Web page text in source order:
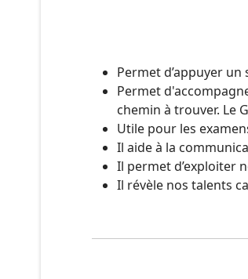
Permet d’appuyer
Permet
chemin à trouver. Le
Utile pour les
Il aide à la
Il permet d’exploiter
Il révèle nos talents